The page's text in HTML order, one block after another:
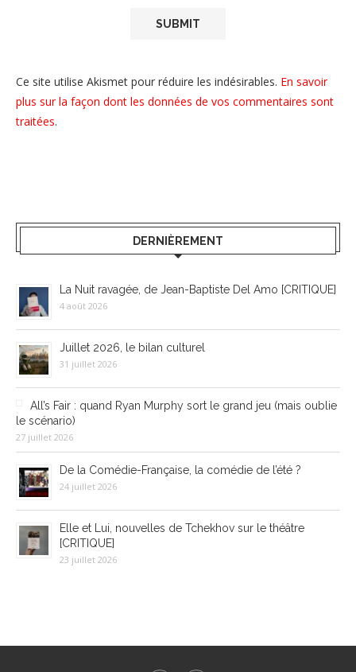
Ce site utilise Akismet pour réduire les indésirables. En savoir
plus sur la façon dont les données de vos commentaires sont
traitées.
DERNIÈREMENT
La Nuit ravagée, de Jean-Baptiste Del Amo [CRITIQUE]
4 août 2026
Juillet 2026, le bilan culturel
31 juillet 2026
All’s Fair : quand Ryan Murphy sort le grand jeu (mais oublie
le scénario)
27 juillet 2026
De la Comédie-Française, la comédie de l’été ?
24 juillet 2026
Elle et Lui, nouvelles de Tchekhov sur le théâtre
[CRITIQUE]
23 juillet 2026